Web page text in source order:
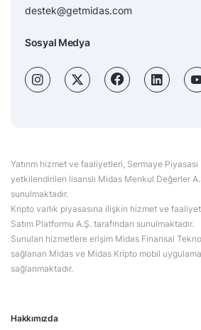
Hakkımızda
destek@getmidas.com
Sosyal Medya
Yatırım hizmet ve faaliyetleri, Sermaye Piyasası
yetkilendirilen lisanslı Midas Menkul Değerler
sunulmaktadır.
Kripto varlık piyasasına ilişkin hizmet ve
Satım Platformu A.Ş. tarafından sunulmaktadır.
Sunulan hizmetlere erişim Midas Finansal
sağlanan Midas ve Midas Kripto mobil
sağlanmaktadır.